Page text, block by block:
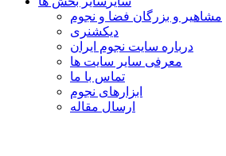
مشاهیر و بزرگان فضا و نجوم
دیکشنری
درباره سایت نجوم ایران
معرفی سایر سایت ها
تماس با ما
ابزارهای نجوم
ارسال مقاله